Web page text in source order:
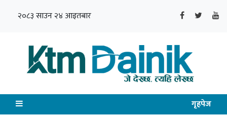
२०८३ साउन २४ आइतबार
गृहपेज